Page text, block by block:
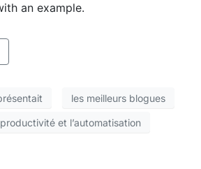
an example.
les meilleurs blogues
et l’automatisation